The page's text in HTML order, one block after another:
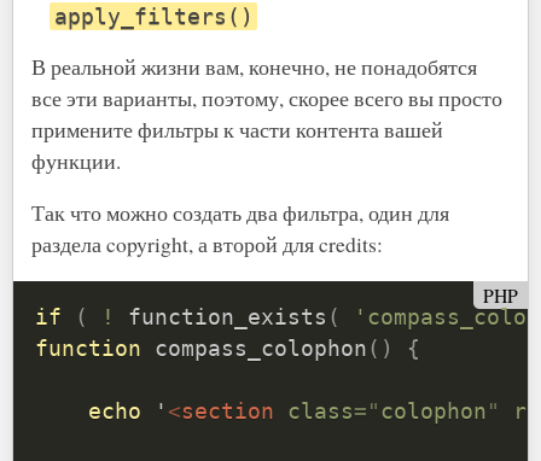
apply_filters()
В реальной жизни вам, конечно, не понадобятся
все эти варианты, поэтому, скорее всего вы просто
примените фильтры к части контента вашей
функции.
Так что можно создать два фильтра, один для
раздела copyright, а второй для credits:
PHP
if ( ! function_exists (
function
compass_colophon ( ) {
echo ' <section class= " colophon "